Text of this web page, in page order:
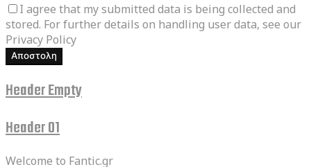
I agree that my submitted data is being collected and
stored. For further details on handling user data, see our
Privacy Policy
Αποστολη
Header Empty
Header 01
Welcome to Fantic.gr